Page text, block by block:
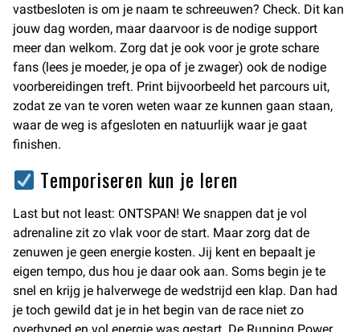
vastbesloten is om je naam te schreeuwen? Check. Dit kan
jouw dag worden, maar daarvoor is de nodige support
meer dan welkom. Zorg dat je ook voor je grote schare
fans (lees je moeder, je opa of je zwager) ook de nodige
voorbereidingen treft. Print bijvoorbeeld het parcours uit,
zodat ze van te voren weten waar ze kunnen gaan staan,
waar de weg is afgesloten en natuurlijk waar je gaat
finishen.
Temporiseren kun je leren
Last but not least: ONTSPAN! We snappen dat je vol
adrenaline zit zo vlak voor de start. Maar zorg dat de
zenuwen je geen energie kosten. Jij kent en bepaalt je
eigen tempo, dus hou je daar ook aan. Soms begin je te
snel en krijg je halverwege de wedstrijd een klap. Dan had
je toch gewild dat je in het begin van de race niet zo